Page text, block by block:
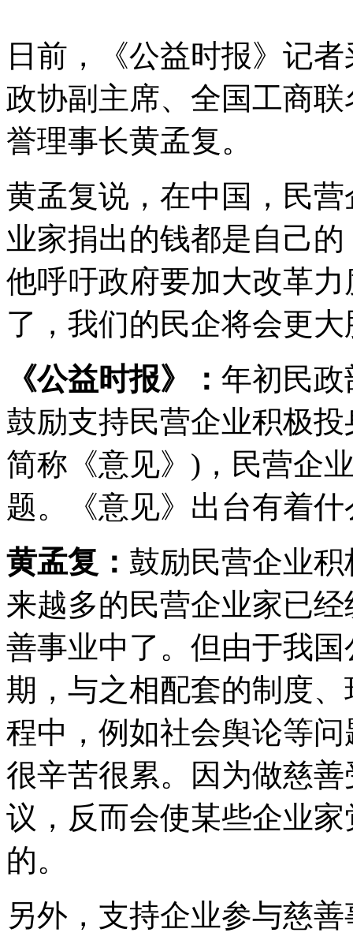
日前，《公益时报》记
政协副主席、全国工商
誉理事长黄孟复。
黄孟复说，在中国，民
业家捐出的钱都是自己
他呼吁政府要加大改革
了，我们的民企将会更
《公益时报》： 年初民
鼓励支持民营企业积极
简称《意见》)，民营企
题。《意见》出台有着什
黄孟复： 鼓励民营企业
来越多的民营企业家已
善事业中了。但由于我
期，与之相配套的制度
程中，例如社会舆论等
很辛苦很累。因为做慈
议，反而会使某些企业
的。
另外，支持企业参与慈